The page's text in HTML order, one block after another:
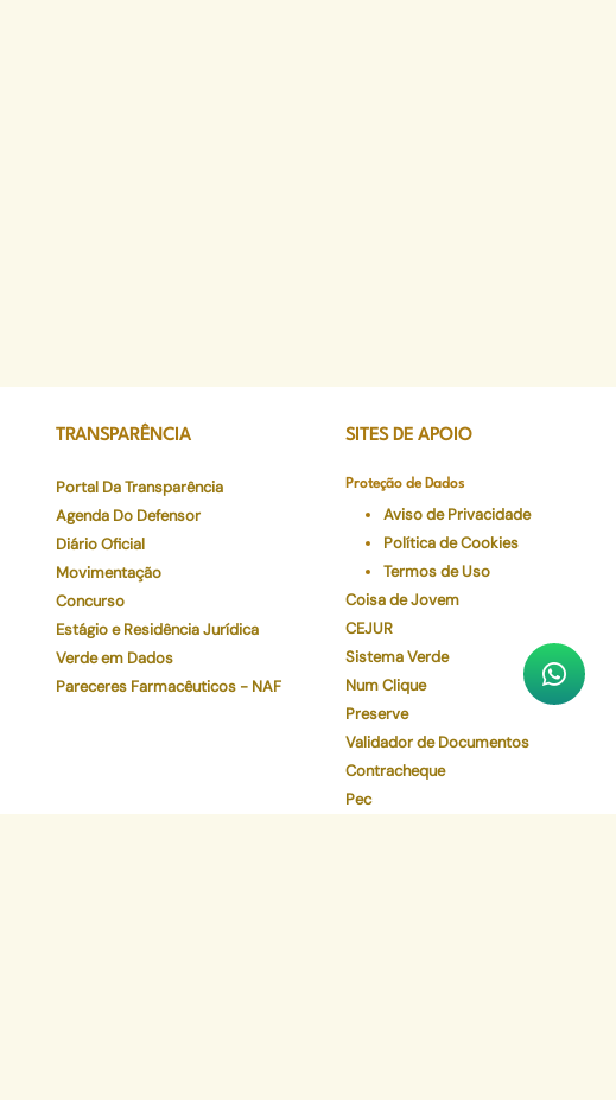
TRANSPARÊNCIA
Portal Da Transparência
Agenda Do Defensor
Diário Oficial
Movimentação
Concurso
Estágio e Residência Jurídica
Verde em Dados
Pareceres Farmacêuticos - NAF
SITES DE APOIO
Proteção de Dados
Aviso de Privacidade
Política de Cookies
Termos de Uso
Coisa de Jovem
CEJUR
Sistema Verde
Num Clique
Preserve
Validador de Documentos
Contracheque
Pec